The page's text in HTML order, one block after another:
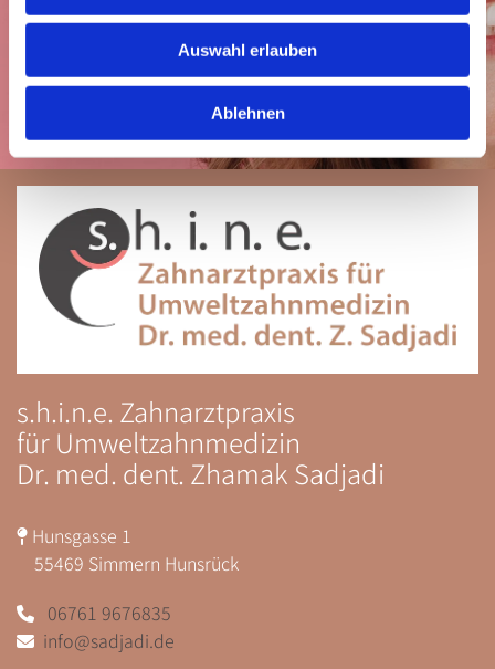
Auswahl erlauben
Ablehnen
Termin vereinbaren
s.h.i.n.e. Zahnarztpraxis
für Umweltzahnmedizin
Dr. med. dent. Zhamak Sadjadi
 Hunsgasse 1
55469 Simmern Hunsrück
 06761 9676835
 info@sadjadi.de